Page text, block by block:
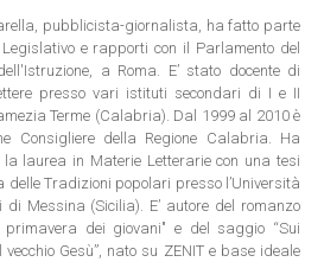
pubblicista-giornalista, ha fatto parte
e rapporti con il Parlamento del
a Roma. E’ stato docente di
presso vari istituti secondari di I e II
Terme (Calabria). Dal 1999 al 2010 è
Consigliere della Regione Calabria. Ha
la laurea in Materie Letterarie con una tesi
delle Tradizioni popolari presso l’Università
di Messina (Sicilia). E’ autore del romanzo
primavera dei giovani" e del saggio “Sui
vecchio Gesù”, nato su ZENIT e base ideale